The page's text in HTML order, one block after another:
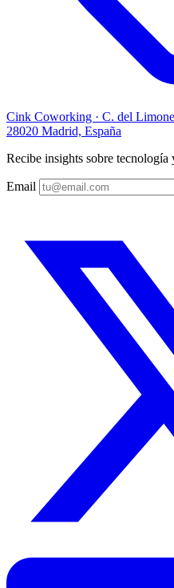
Cink Coworking · C. del
28020 Madrid, España
Recibe insights sobre tecnología
Email